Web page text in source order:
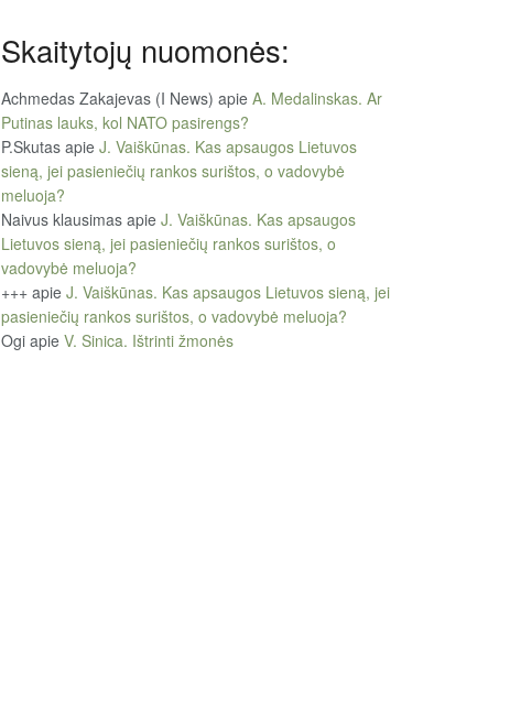
Skaitytojų nuomonės:
Achmedas Zakajevas (I News) apie A. Medalinskas. Ar
Putinas lauks, kol NATO pasirengs?
P.Skutas apie J. Vaiškūnas. Kas apsaugos Lietuvos
sieną, jei pasieniečių rankos surištos, o vadovybė
meluoja?
Naivus klausimas apie J. Vaiškūnas. Kas apsaugos
Lietuvos sieną, jei pasieniečių rankos surištos, o
vadovybė meluoja?
+++ apie J. Vaiškūnas. Kas apsaugos Lietuvos sieną, jei
pasieniečių rankos surištos, o vadovybė meluoja?
Ogi apie V. Sinica. Ištrinti žmonės